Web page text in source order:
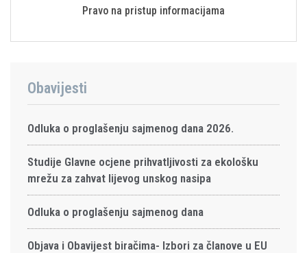
Pravo na pristup informacijama
Obavijesti
Odluka o proglašenju sajmenog dana 2026.
Studije Glavne ocjene prihvatljivosti za ekološku
mrežu za zahvat lijevog unskog nasipa
Odluka o proglašenju sajmenog dana
Objava i Obavijest biračima- Izbori za članove u EU